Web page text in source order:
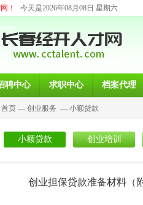
！ 今天是2026年08月08日 星期六
聘中心 求职中心 档案代理
首页 — 创业服务 — 小额贷款
小额贷款 创业培训
创业担保贷款准备材料（